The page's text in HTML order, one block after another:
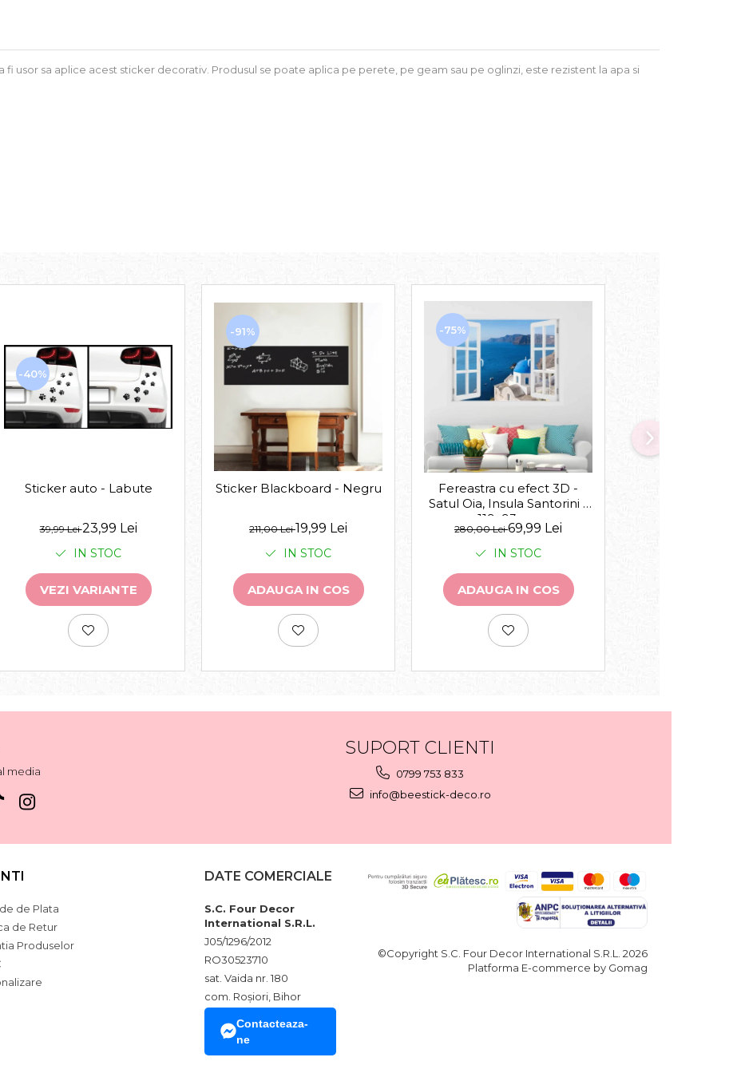
fi usor sa aplice acest sticker decorativ. Produsul se poate aplica pe perete, pe geam sau pe oglinzi, este rezistent la apa si
-40%
Sticker auto - Labute
39,99 Lei23,99 Lei
IN STOC
VEZI VARIANTE
-91%
Sticker Blackboard - Negru
211,00 Lei19,99 Lei
IN STOC
ADAUGA IN COS
-75%
Fereastra cu efect 3D -
Satul Oia, Insula Santorini -
119x93 cm
280,00 Lei69,99 Lei
IN STOC
ADAUGA IN COS
media
SUPORT CLIENTI
0799 753 833
info@beestick-deco.ro
de Plata
de Retur
Produselor
DATE COMERCIALE
S.C. Four Decor
International S.R.L.
J05/1296/2012
RO30523710
sat. Vaida nr. 180
com. Roșiori, Bihor
Contacteaza-
ne
©Copyright S.C. Four Decor International S.R.L. 2026
Platforma E-commerce by Gomag